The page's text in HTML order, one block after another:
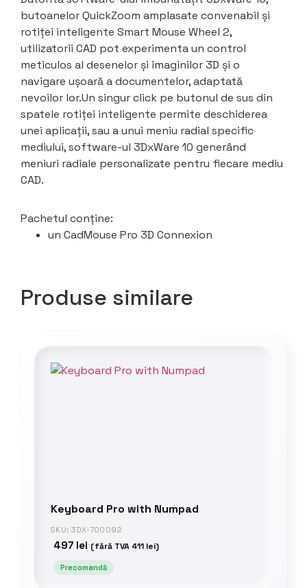
butoanelor QuickZoom amplasate convenabil și
rotiței inteligente Smart Mouse Wheel 2,
utilizatorii CAD pot experimenta un control
meticulos al desenelor și imaginilor 3D și o
navigare ușoară a documentelor, adaptată
nevoilor lor.Un singur click pe butonul de sus din
spatele rotiței inteligente permite deschiderea
unei aplicații, sau a unui meniu radial specific
mediului, software-ul 3DxWare 10 generând
meniuri radiale personalizate pentru fiecare mediu
CAD.
Pachetul conține:
un CadMouse Pro 3D Connexion
Produse similare
Keyboard Pro with Numpad
SKU: 3DX-700092
497 lei (fără TVA 411 lei)
Precomandă